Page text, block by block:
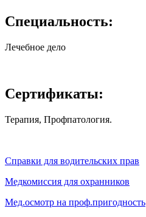
Специальность:
Лечебное дело
Сертификаты:
Терапия, Профпатология.
Справки для водительских прав
Медкомиссия для охранников
Мед.осмотр на проф.пригодность